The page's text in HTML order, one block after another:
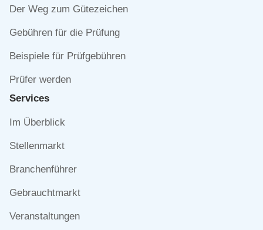
Der Weg zum Gütezeichen
Gebühren für die Prüfung
Beispiele für Prüfgebühren
Prüfer werden
Services
Navigation
Im Überblick
Stellenmarkt
Branchenführer
Gebrauchtmarkt
Veranstaltungen